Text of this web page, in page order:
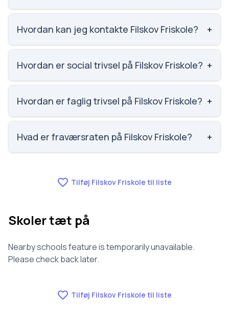
Karaktergennemsnittet på Filskov Friskole er 7.4,
nummer 631 ud af 3143 skoler.
Hvordan kan jeg kontakte Filskov Friskole? +
Email: kontakt@filskovfriskole.dk. Telefon: 7534
8083. Adresse: Filskov Friskole Skolegyden 2, 7200
konst..
Hvordan er social trivsel på Filskov Friskole? +
Vi har ikke data om social trivsel for Filskov Friskole.
Hvordan er faglig trivsel på Filskov Friskole? +
Vi har ikke data om faglig trivsel for Filskov Friskole.
Hvad er fraværsraten på Filskov Friskole? +
Tilføj Filskov Friskole til liste
Skoler tæt på
Nearby schools feature is temporarily unavailable.
Please check back later.
Tilføj Filskov Friskole til liste